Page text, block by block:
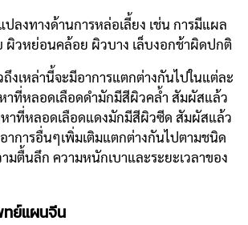
งทางด้านการหล่อเลี้ยง เช่น การมีแผล
ผิวหย่อนคล้อย ผิวบาง เล็บงอกช้าผิดปกติ
งเหล่านี้จะมีอาการแตกต่างกันไปในแต่ละ
าที่หลอดเลือดดำมักมีสีผิวคล้ำ สัมผัสแล้ว
าที่หลอดเลือดแดงมักมีสีผิวซีด สัมผัสแล้ว
าการอื่นๆเพิ่มเติมแตกต่างกันไปตามชนิด
มตื้นลึก ความหนักเบาและระยะเวลาของ
ย์แผนจีน